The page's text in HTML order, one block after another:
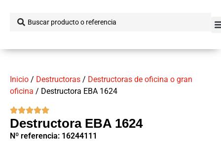
Inicio / Destructoras / Destructoras de oficina o gran
oficina / Destructora EBA 1624
Destructora EBA 1624
Nº referencia: 16244111